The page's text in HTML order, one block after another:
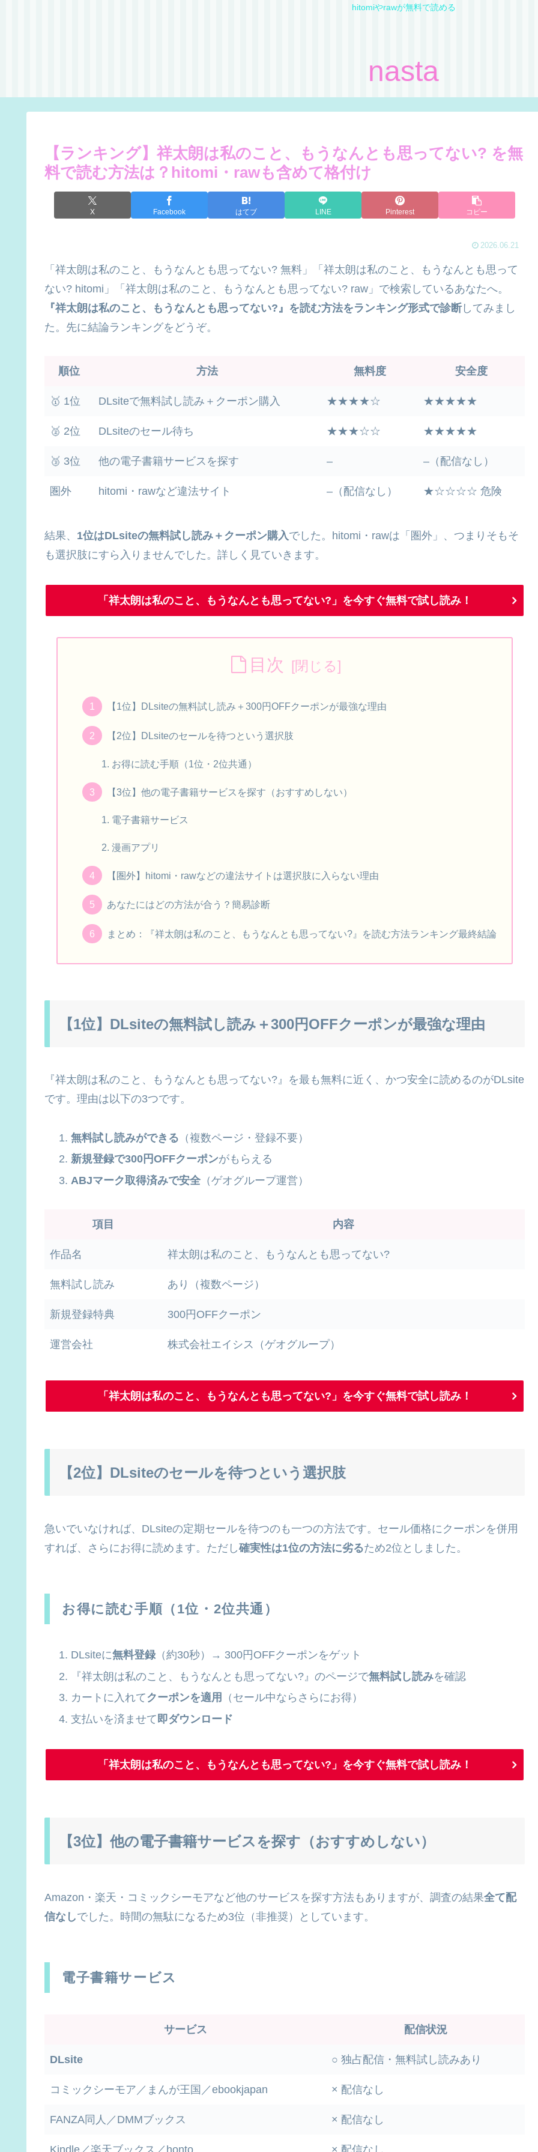
hitomiやrawが無料で読める
nasta
【ランキング】祥太朗は私のこと、もうなんとも思ってない? を無
料で読む方法は？hitomi・rawも含めて格付け
X Facebook はてブ LINE Pinterest コピー
2026.06.21
「祥太朗は私のこと、もうなんとも思ってない? 無料」「祥太朗は私のこと、もうなんとも思って
ない? hitomi」「祥太朗は私のこと、もうなんとも思ってない? raw」で検索しているあなたへ。
『祥太朗は私のこと、もうなんとも思ってない?』を読む方法をランキング形式で診断してみまし
た。先に結論ランキングをどうぞ。
順位 方法 無料度 安全度
🥇 1位 DLsiteで無料試し読み＋クーポン購入 ★★★★☆ ★★★★★
🥈 2位 DLsiteのセール待ち ★★★☆☆ ★★★★★
🥉 3位 他の電子書籍サービスを探す – –（配信なし）
圏外 hitomi・rawなど違法サイト –（配信なし） ★☆☆☆☆ 危険
結果、 1位はDLsiteの無料試し読み＋クーポン購入でした。hitomi・rawは「圏外」、つまりそもそ
も選択肢にすら入りませんでした。詳しく見ていきます。
「祥太朗は私のこと、もうなんとも思ってない?」を今すぐ無料で試し読み！
目次
【1位】DLsiteの無料試し読み＋300円OFFクーポンが最強な理由
【2位】DLsiteのセールを待つという選択肢
お得に読む手順（1位・2位共通）
【3位】他の電子書籍サービスを探す（おすすめしない）
電子書籍サービス
漫画アプリ
【圏外】hitomi・rawなどの違法サイトは選択肢に入らない理由
あなたにはどの方法が合う？簡易診断
まとめ：『祥太朗は私のこと、もうなんとも思ってない?』を読む方法ランキング最終結論
【1位】DLsiteの無料試し読み＋300円OFFクーポンが最強な理由
『祥太朗は私のこと、もうなんとも思ってない?』を最も無料に近く、かつ安全に読めるのがDLsite
です。理由は以下の3つです。
無料試し読みができる （複数ページ・登録不要）
新規登録で300円OFFクーポンがもらえる
ABJマーク取得済みで安全（ゲオグループ運営）
項目 内容
作品名 祥太朗は私のこと、もうなんとも思ってない?
無料試し読み あり（複数ページ）
新規登録特典 300円OFFクーポン
運営会社 株式会社エイシス（ゲオグループ）
「祥太朗は私のこと、もうなんとも思ってない?」を今すぐ無料で試し読み！
【2位】DLsiteのセールを待つという選択肢
急いでいなければ、DLsiteの定期セールを待つのも一つの方法です。セール価格にクーポンを併用
すれば、さらにお得に読めます。ただし確実性は1位の方法に劣るため2位としました。
お得に読む手順（1位・2位共通）
DLsiteに無料登録（約30秒）→ 300円OFFクーポンをゲット
『祥太朗は私のこと、もうなんとも思ってない?』のページで無料試し読みを確認
カートに入れてクーポンを適用
（セール中ならさらにお得）
支払いを済ませて即ダウンロード
「祥太朗は私のこと、もうなんとも思ってない?」を今すぐ無料で試し読み！
【3位】他の電子書籍サービスを探す（おすすめしない）
Amazon・楽天・コミックシーモアなど他のサービスを探す方法もありますが、調査の結果全て配
信なしでした。時間の無駄になるため3位（非推奨）としています。
電子書籍サービス
サービス 配信状況
DLsite ○ 独占配信・無料試し読みあり
コミックシーモア／まんが王国／ebookjapan × 配信なし
FANZA同人／DMMブックス × 配信なし
Kindle／楽天ブックス／honto × 配信なし